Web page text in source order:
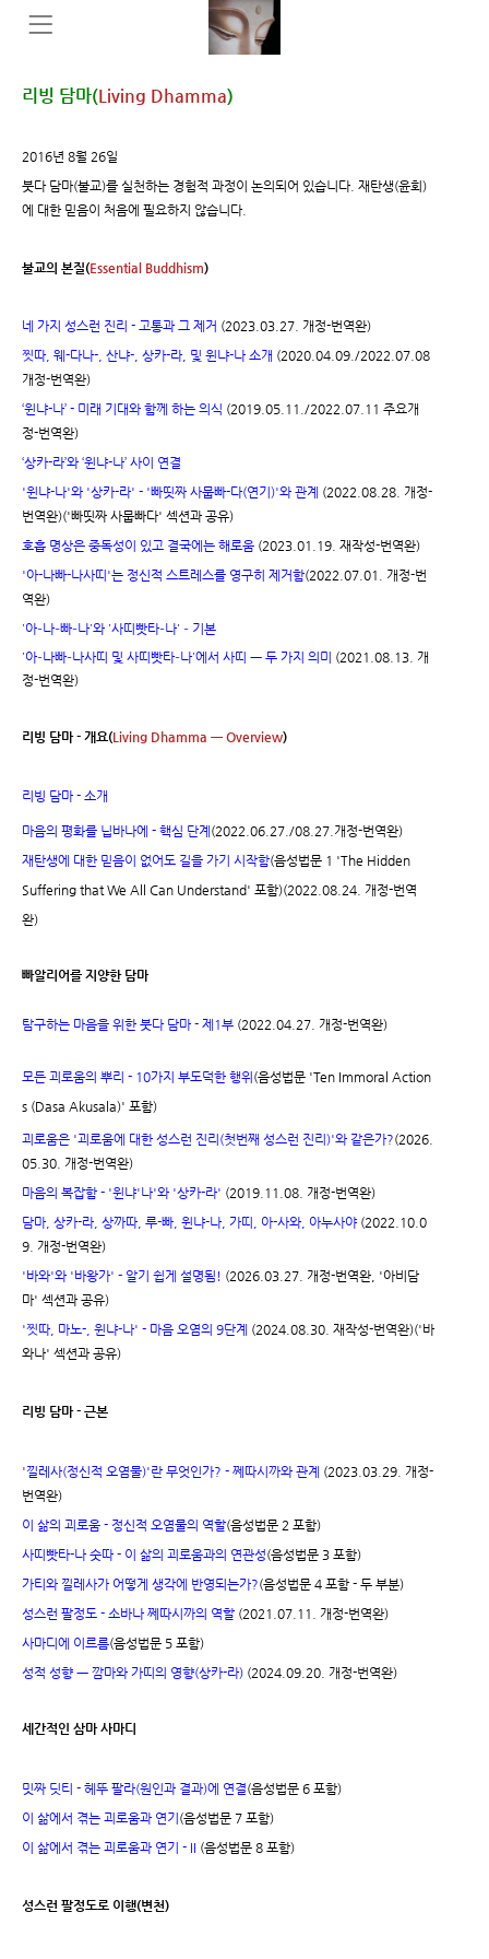
리빙 담마(Living Dhamma)
2016년 8월 26일
붓다 담마(불교)를 실천하는 경험적 과정이 논의되어 있습니다. 재탄생(윤회)
에 대한 믿음이 처음에 필요하지 않습니다.
불교의 본질(Essential Buddhism)
네 가지 성스런 진리 - 고통과 그 제거 (2023.03.27. 개정-번역완)
찟따, 웨-다나-, 산냐-, 상카-라, 및 윈냐-나 소개 (2020.04.09./2022.07.08
개정-번역완)
‘윈냐-나’ - 미래 기대와 함께 하는 의식 (2019.05.11./2022.07.11 주요개
정-번역완)
‘상카-라’와 ‘윈냐-나’ 사이 연결
'윈냐-나'와 '상카-라' - '빠띳짜 사뭅빠-다(연기)'와 관계 (2022.08.28. 개정-
번역완)('빠띳짜 사뭅빠다' 섹션과 공유)
호흡 명상은 중독성이 있고 결국에는 해로움 (2023.01.19. 재작성-번역완)
'아-나빠-나사띠'는 정신적 스트레스를 영구히 제거함(2022.07.01. 개정-번
역완)
'아-나-빠-나'와 '사띠빳타-나' - 기본
'아-나빠-나사띠 및 사띠빳타-나'에서 사띠 ㅡ 두 가지 의미 (2021.08.13. 개
정-번역완)
리빙 담마 - 개요(Living Dhamma ㅡ Overview)
리빙 담마 - 소개
마음의 평화를 닙바나에 - 핵심 단계 (2022.06.27./08.27.개정-번역완)
재탄생에 대한 믿음이 없어도 길을 가기 시작함(음성법문 1 'The Hidden
Suffering that We All Can Understand' 포함)(2022.08.24. 개정-번역
완)
빠알리어를 지양한 담마
탐구하는 마음을 위한 붓다 담마 - 제1부 (2022.04.27. 개정-번역완)
모든 괴로움의 뿌리 - 10가지 부도덕한 행위 (음성법문 'Ten Immoral Action
s (Dasa Akusala)' 포함)
괴로움은 '괴로움에 대한 성스런 진리(첫번째 성스런 진리)'와 같은가?(2026.
05.30. 개정-번역완)
마음의 복잡함 - '윈냐'나'와 '상카-라' (2019.11.08. 개정-번역완)
담마, 상카-라, 상까따, 루-빠, 윈냐-나, 가띠, 아-사와, 아누사야 (2022.10.0
9. 개정-번역완)
'바와'와 '바왕가' - 알기 쉽게 설명됨 ! (2026.03.27. 개정-번역완, '아비담
마' 섹션과 공유)
'찟따, 마노-, 윈냐-나' - 마음 오염의 9단계 (2024.08.30. 재작성-번역완)('바
와나' 섹션과 공유)
리빙 담마 - 근본
'낄레사(정신적 오염물)'란 무엇인가? - 쩨따시까와 관계 (2023.03.29. 개정-
번역완)
이 삶의 괴로움 - 정신적 오염물의 역할(음성법문 2 포함)
사띠빳타-나 숫따 - 이 삶의 괴로움과의 연관성(음성법문 3 포함)
가티와 낄레사가 어떻게 생각에 반영되는가?(음성법문 4 포함 - 두 부분)
성스런 팔정도 - 소바나 쩨따시까의 역할 (2021.07.11. 개정-번역완)
사마디에 이르름(음성법문 5 포함)
성적 성향 ㅡ 깜마와 가띠의 영향(상카-라) (2024.09.20. 개정-번역완)
세간적인 삼마 사마디
밋짜 딧티 - 헤뚜 팔라(원인과 결과)에 연결(음성법문 6 포함)
이 삶에서 겪는 괴로움과 연기 (음성법문 7 포함)
이 삶에서 겪는 괴로움과 연기 - II (음성법문 8 포함)
성스런 팔정도로 이행(변천)